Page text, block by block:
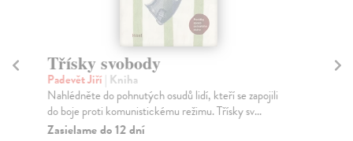
Třísky svobody
Padevět Jiří | Kniha
Nahlédněte do pohnutých osudů lidí, kteří se zapojili
do boje proti komunistickému režimu. Třísky sv...
Zasielame do 12 dní